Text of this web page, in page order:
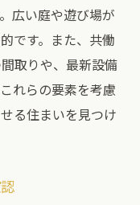
広い庭や遊び場が
です。また、共働
取りや、最新設備
れらの要素を考慮
る住まいを見つけ